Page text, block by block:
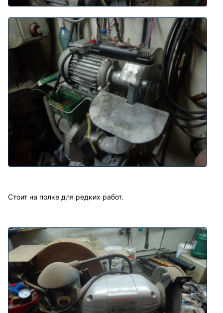
Стоит на полке для редких работ.